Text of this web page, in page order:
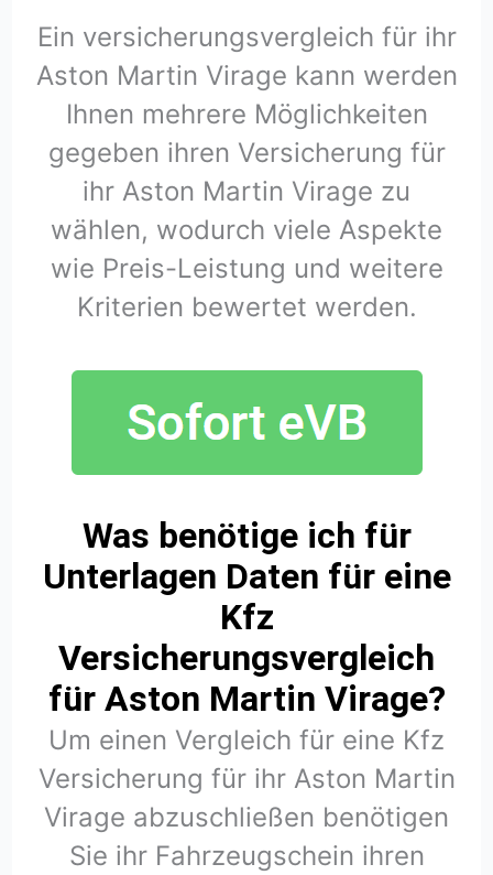
Ein versicherungsvergleich für ihr
Aston Martin Virage kann werden
Ihnen mehrere Möglichkeiten
gegeben ihren Versicherung für
ihr Aston Martin Virage zu
wählen, wodurch viele Aspekte
wie Preis-Leistung und weitere
Kriterien bewertet werden.
Was benötige ich für
Unterlagen Daten für eine
Kfz
Versicherungsvergleich
für Aston Martin Virage?
Um einen Vergleich für eine Kfz
Versicherung für ihr Aston Martin
Virage abzuschließen benötigen
Sie ihr Fahrzeugschein ihren